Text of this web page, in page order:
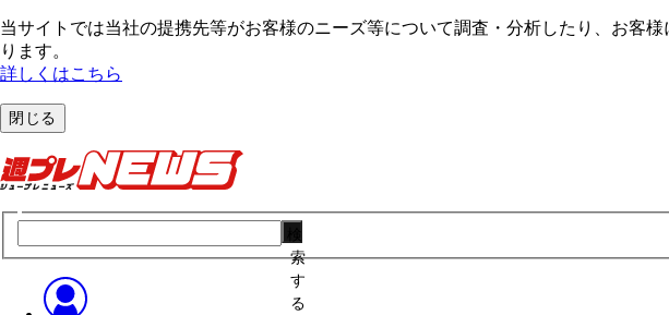
当サイトでは当社の提携先等がお客様のニーズ等について調査・分析したり、お客
ります。
詳しくはこちら
閉じる
索
す
る